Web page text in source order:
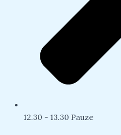
12.30 - 13.30 Pauze